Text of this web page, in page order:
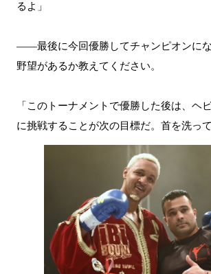
るよ」
――最後に今回優勝してチャンピオンに
野望があるか教えてください。
「このトーナメントで優勝した後は、ヘ
に挑戦することが次の目標だ。首を洗っ